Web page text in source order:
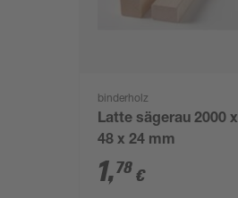
binderholz
Latte sägerau 2000 x
48 x 24 mm
1,78 €